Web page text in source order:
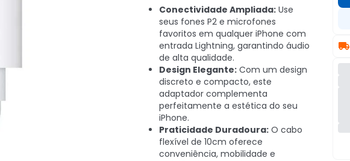
Conectividade Ampliada: Use
seus fones P2 e microfones
favoritos em qualquer iPhone com
entrada Lightning, garantindo áudio
de alta qualidade.
Design Elegante: Com um design
discreto e compacto, este
adaptador complementa
perfeitamente a estética do seu
iPhone.
Praticidade Duradoura: O cabo
flexível de 10cm oferece
conveniência, mobilidade e
